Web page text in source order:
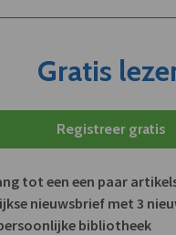
Gratis
Registreer gratis
tot een een paar
nieuwsbrief met 3
bibliotheek